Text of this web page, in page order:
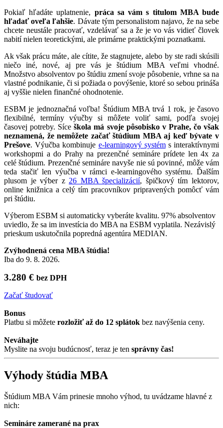
Pokiaľ hľadáte uplatnenie, práca sa vám s titulom MBA bude
hľadať oveľa ľahšie. Dávate tým personalistom najavo, že na sebe
chcete neustále pracovať, vzdelávať sa a že je vo vás vidieť človek
nabití nielen teoretickými, ale primárne praktickými poznatkami.
Ak však prácu máte, ale cítite, že stagnujete, alebo by ste radi skúsili
niečo iné, nové, aj pre vás je štúdium MBA veľmi vhodné.
Množstvo absolventov po štúdiu zmení svoje pôsobenie, vrhne sa na
vlastné podnikanie, či si požiada o povýšenie, ktoré so sebou prináša
aj vyššie nielen finančné ohodnotenie.
ESBM je jednoznačná voľba! Štúdium MBA trvá 1 rok, je časovo
flexibilné, termíny výučby si môžete voliť sami, podľa svojej
časovej potreby. Síceškola má svoje pôsobisko v Prahe, čo však
neznamená, že nemôžete začať štúdium MBA aj keď bývate v
Prešove. Výučba kombinuje e-learningový systéms interaktívnymi
workshopmi a do Prahy na prezenčné semináre prídete len 4x za
celé štúdium. Prezenčné semináre navyše nie sú povinné, môže vám
teda stačiť len výučba v rámci e-learningového systému. Ďalším
plusom je výber z 26 MBA špecializácií, špičkový tím lektorov,
online knižnica a celý tím pracovníkov pripravených pomôcť vám
pri štúdiu.
Výberom ESBM si automaticky vyberáte kvalitu. 97% absolventov
uviedlo, že sa im investícia do MBA na ESBM vyplatila. Nezávislý
prieskum uskutočnila popredná agentúra MEDIAN.
Zvýhodnená cena MBA štúdia!
Iba do 9. 8. 2026.
3.280 € bez DPH
Začať študovať
Bonus
Platbu si môžete rozložiť až do 12 splátok bez navýšenia ceny.
Neváhajte
Myslite na svoju budúcnosť, teraz je ten správny čas!
Výhody štúdia MBA
Štúdium MBA Vám prinesie mnoho výhod, tu uvádzame hlavné z
nich:
Semináre zamerané na prax